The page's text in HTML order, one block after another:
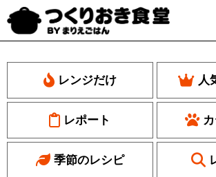
レンジだけ 人
レポート
季節のレシピ